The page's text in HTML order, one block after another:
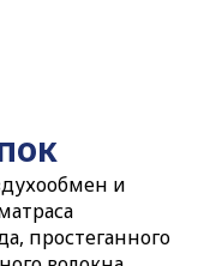
и
простеганного